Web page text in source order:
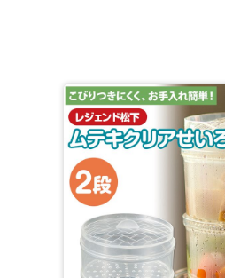
洗剤を使って洗うことがで
高いはっ水性で水切れがよ